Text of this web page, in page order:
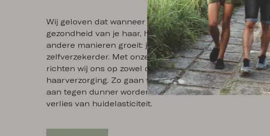
Wij geloven dat wanneer je de leiding neemt over de
gezondheid van je haar, haargroei en huid, je ook op
andere manieren groeit: je voelt je sterker en
zelfverzekerder. Met onze natuurlijke producten,
richten wij ons op zowel de innerlijke, als uiterlijke
haarverzorging. Zo gaan we samen met jou de strijd
aan tegen dunner wordend haar, haaruitval en het
verlies van huidelasticiteit.